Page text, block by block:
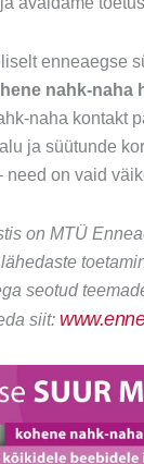
enneaegse
nahk-naha
naha kontakt
ja süütunde
on vaid
on MTÜ
seotud
siit: